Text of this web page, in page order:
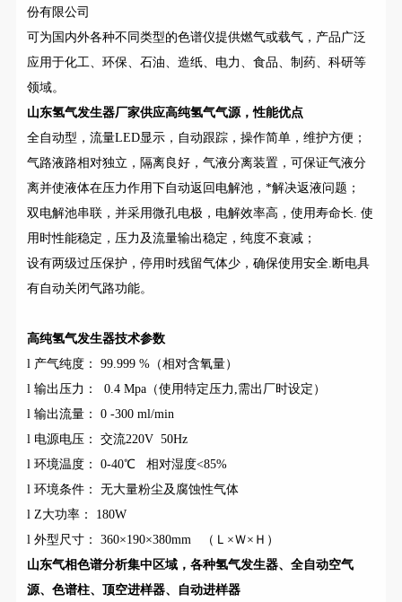
份有限公司
可为国内外各种不同类型的色谱仪提供燃气或载气，产品广泛
应用于化工、环保、石油、造纸、电力、食品、制药、科研等
领域。
山东氢气发生器厂家供应高纯氢气气源，性能优点
全自动型，流量LED显示，自动跟踪，操作简单，维护方便；
气路液路相对独立，隔离良好，气液分离装置，可保证气液分
离并使液体在压力作用下自动返回电解池，*解决返液问题；
双电解池串联，并采用微孔电极，电解效率高，使用寿命长. 使
用时性能稳定，压力及流量输出稳定，纯度不衰减；
设有两级过压保护，停用时残留气体少，确保使用安全.断电具
有自动关闭气路功能。
高纯氢气发生器技术参数
l 产气纯度： 99.999 %（相对含氧量）
l 输出压力： 0.4 Mpa（使用特定压力,需出厂时设定）
l 输出流量： 0 -300 ml/min
l 电源电压： 交流220V 50Hz
l 环境温度： 0-40℃ 相对湿度<85%
l 环境条件： 无大量粉尘及腐蚀性气体
l Z大功率： 180W
l 外型尺寸： 360×190×380mm （Ｌ×Ｗ×Ｈ）
山东气相色谱分析集中区域，各种氢气发生器、全自动空气
源、色谱柱、顶空进样器、自动进样器